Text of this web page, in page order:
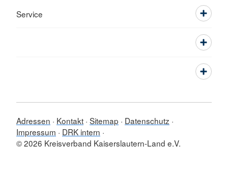
Service
Adressen Kontakt Sitemap
Datenschutz
Impressum
DRK intern
© 2026 Kreisverband Kaiserslautern-Land e.V.